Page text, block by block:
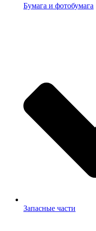
Бумага и фотобумага
Запасные части